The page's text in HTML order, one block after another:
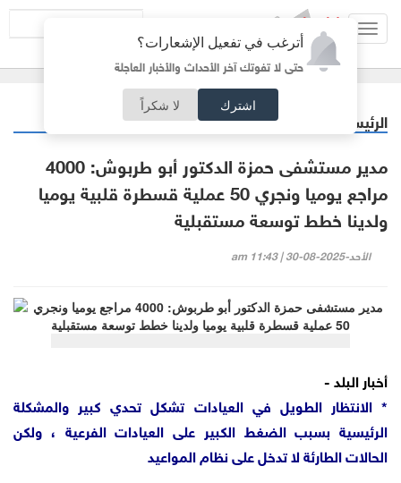
أترغب في تفعيل الإشعارات؟
حتى لا تفوتك آخر الأحداث والأخبار العاجلة
اشترك لا شكراً
الرئيسية خبر وصورة
مدير مستشفى حمزة الدكتور أبو طربوش: 4000
مراجع يوميا ونجري 50 عملية قسطرة قلبية يوميا
ولدينا خطط توسعة مستقبلية
الأحد-2025-08-30 | 11:43 am
أخبار البلد -
* الانتظار الطويل في العيادات تشكل تحدي كبير والمشكلة
الرئيسية بسبب الضغط الكبير على العيادات الفرعية ، ولكن
الحالات الطارئة لا تدخل على نظام المواعيد